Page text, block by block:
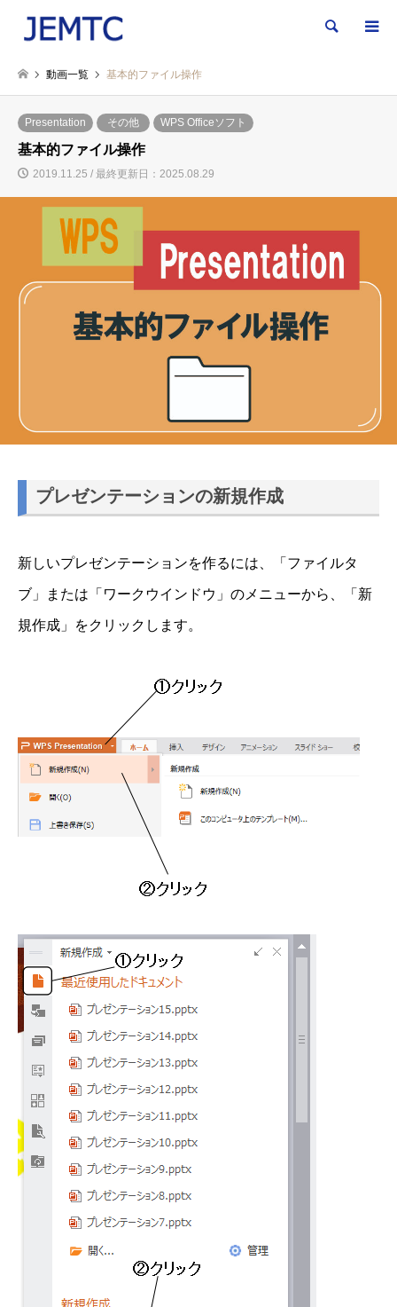
検索
動画一覧 基本的ファイル操作
Presentation その他 WPS Officeソフト
基本的ファイル操作
2019.11.25 / 最終更新日：2025.08.29
プレゼンテーションの新規作成
新しいプレゼンテーションを作るには、「ファイルタ
ブ」または「ワークウインドウ」のメニューから、「新
規作成」をクリックします。